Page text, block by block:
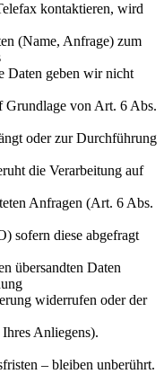
kontaktieren, wird
(Name, Anfrage) zum
Daten geben wir nicht
Grundlage von Art. 6 Abs.
oder zur Durchführung
die Verarbeitung auf
Anfragen (Art. 6 Abs.
sofern diese abgefragt
übersandten Daten
widerrufen oder der
Anliegens).
– bleiben unberührt.